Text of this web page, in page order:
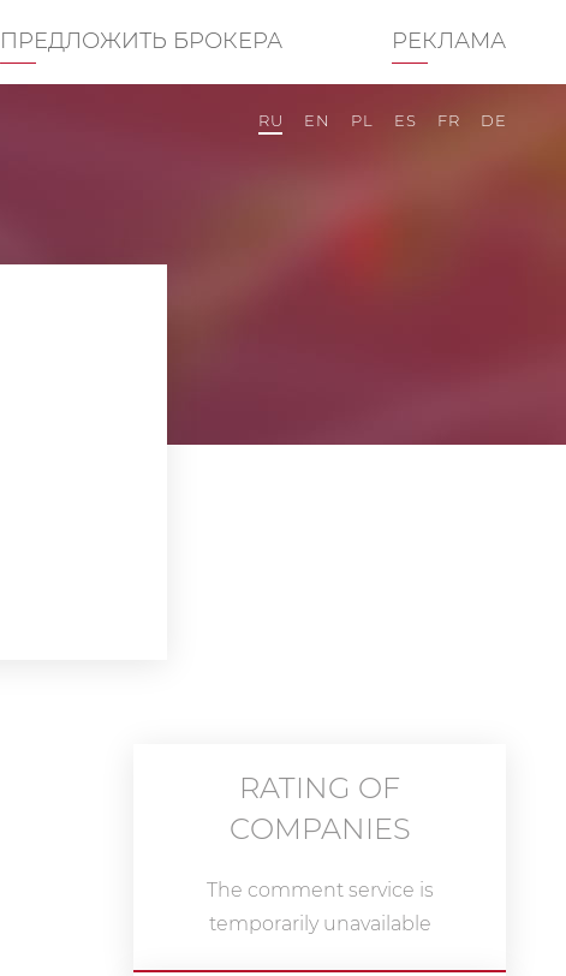
ПРЕДЛОЖИТЬ БРОКЕРА РЕКЛАМА
RU EN PL ES FR DE
RATING OF
COMPANIES
The comment service is
temporarily unavailable